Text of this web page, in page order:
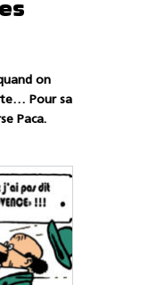
on
Pour sa
Paca.